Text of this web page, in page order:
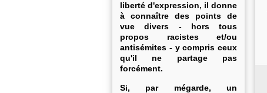
liberté d'expression, il donne
à connaître des points de
vue divers - hors tous
propos racistes et/ou
antisémites - y compris ceux
qu'il ne partage pas
forcément.
Si, par mégarde, un